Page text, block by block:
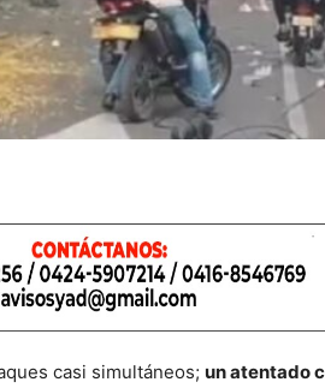
casi simultáneos; un atentado